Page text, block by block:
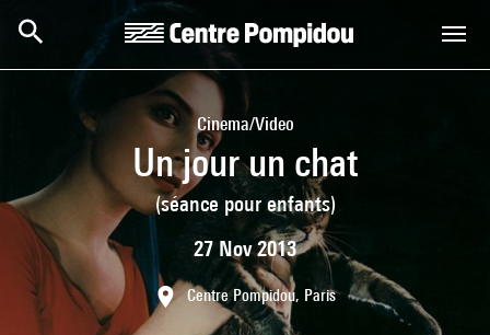
Skip to main content
Centre Pompidou
Cinema/Video
Un jour un chat
(séance pour enfants)
27 Nov 2013
Centre Pompidou, Paris